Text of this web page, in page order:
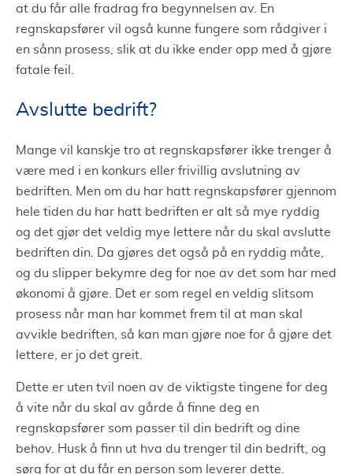
at du får alle fradrag fra begynnelsen av. En
regnskapsfører vil også kunne fungere som rådgiver i
en sånn prosess, slik at du ikke ender opp med å gjøre
fatale feil.
Avslutte bedrift?
Mange vil kanskje tro at regnskapsfører ikke trenger å
være med i en konkurs eller frivillig avslutning av
bedriften. Men om du har hatt regnskapsfører gjennom
hele tiden du har hatt bedriften er alt så mye ryddig
og det gjør det veldig mye lettere når du skal avslutte
bedriften din. Da gjøres det også på en ryddig måte,
og du slipper bekymre deg for noe av det som har med
økonomi å gjøre. Det er som regel en veldig slitsom
prosess når man har kommet frem til at man skal
avvikle bedriften, så kan man gjøre noe for å gjøre det
lettere, er jo det greit.
Dette er uten tvil noen av de viktigste tingene for deg
å vite når du skal av gårde å finne deg en
regnskapsfører som passer til din bedrift og dine
behov. Husk å finn ut hva du trenger til din bedrift, og
sørg for at du får en person som leverer dette.